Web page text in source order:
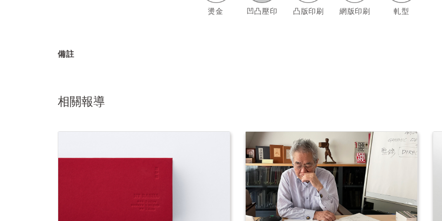
燙金 凹凸壓印 凸版印刷 網版印刷 軋型
備註
相關報導